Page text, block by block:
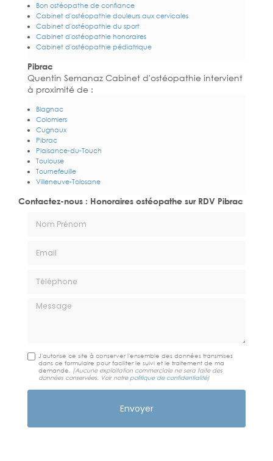
Bon ostéopathe de confiance
Cabinet d'ostéopathie douleurs aux cervicales
Cabinet d'ostéopathie du sport
Cabinet d'ostéopathie honoraires
Cabinet d'ostéopathie pédiatrique
Pibrac
Quentin Semanaz Cabinet d'ostéopathie intervient
à proximité de :
Blagnac
Colomiers
Cugnaux
Pibrac
Plaisance-du-Touch
Toulouse
Tournefeuille
Villeneuve-Tolosane
Contactez-nous : Honoraires ostéopathe sur RDV Pibrac
Message
J'autorise ce site à conserver l'ensemble des données transmises
dans ce formulaire pour faciliter le suivi et le traitement de ma
demande. (Aucune exploitation commerciale ne sera faite des
données conservées. Voir notre politique de confidentialité)